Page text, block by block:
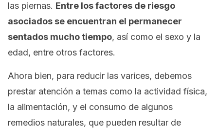
las piernas. Entre los factores de riesgo
asociados se encuentran el permanecer
sentados mucho tiempo, así como el sexo y la
edad, entre otros factores.
Ahora bien, para reducir las varices, debemos
prestar atención a temas como la actividad física,
la alimentación, y el consumo de algunos
remedios naturales, que pueden resultar de